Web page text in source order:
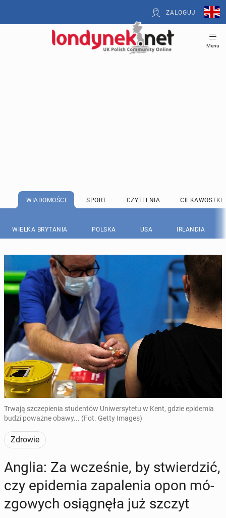
ZALOGUJ
Menu
WIADOMOŚCI SPORT CZYTELNIA CIEKAWOSTKI
WIELKA BRYTANIA POLSKA USA IRLANDIA
Trwają szczepienia studentów Uniwersytetu w Kent, gdzie epidemia
budzi poważne obawy... (Fot. Getty Images)
Zdrowie
Anglia: Za wcze­śnie, by stwier­dzić,
czy epi­de­mia za­pa­le­nia opon mó­
zgo­wych osią­gnę­ła już szczyt